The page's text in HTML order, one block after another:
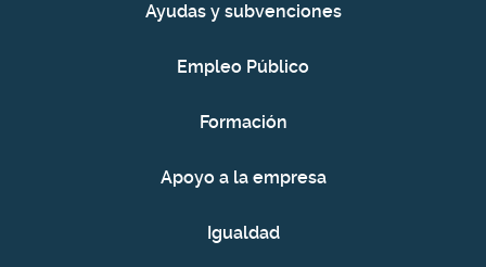
Ayudas y subvenciones
Empleo Público
Formación
Apoyo a la empresa
Igualdad